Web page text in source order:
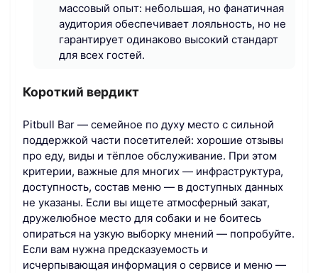
массовый опыт: небольшая, но фанатичная
аудитория обеспечивает лояльность, но не
гарантирует одинаково высокий стандарт
для всех гостей.
Короткий вердикт
Pitbull Bar — семейное по духу место с сильной
поддержкой части посетителей: хорошие отзывы
про еду, виды и тёплое обслуживание. При этом
критерии, важные для многих — инфраструктура,
доступность, состав меню — в доступных данных
не указаны. Если вы ищете атмосферный закат,
дружелюбное место для собаки и не боитесь
опираться на узкую выборку мнений — попробуйте.
Если вам нужна предсказуемость и
исчерпывающая информация о сервисе и меню —